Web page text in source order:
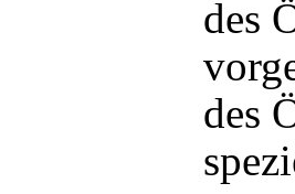
des
des